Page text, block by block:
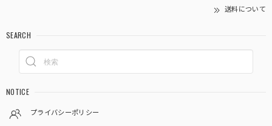
送料について
SEARCH
NOTICE
プライバシーポリシー